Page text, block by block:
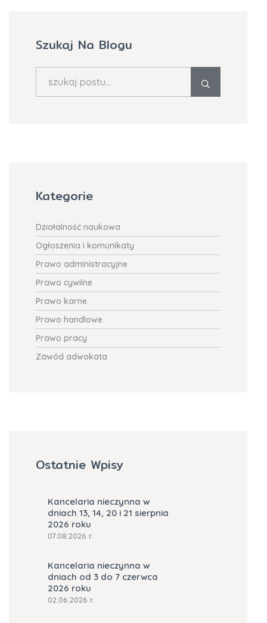
Szukaj Na Blogu
Kategorie
Działalność naukowa
Ogłoszenia i komunikaty
Prawo administracyjne
Prawo cywilne
Prawo karne
Prawo handlowe
Prawo pracy
Zawód adwokata
Ostatnie Wpisy
Kancelaria nieczynna w
dniach 13, 14, 20 i 21 sierpnia
2026 roku
07.08.2026 r.
Kancelaria nieczynna w
dniach od 3 do 7 czerwca
2026 roku
02.06.2026 r.